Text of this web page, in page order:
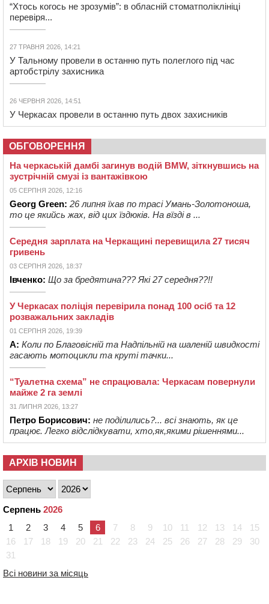
“Хтось когось не зрозумів”: в обласній стоматполіклініці
перевіря...
27 ТРАВНЯ 2026, 14:21
У Тальному провели в останню путь полеглого під час
артобстрілу захисника
26 ЧЕРВНЯ 2026, 14:51
У Черкасах провели в останню путь двох захисників
ОБГОВОРЕННЯ
На черкаській дамбі загинув водій BMW, зіткнувшись на
зустрічній смузі із вантажівкою
05 СЕРПНЯ 2026, 12:16
Georg Green: 26 липня їхав по трасі Умань-Золотоноша,
то це якийсь жах, від цих їздюків. На вїзді в ...
Середня зарплата на Черкащині перевищила 27 тисяч
гривень
03 СЕРПНЯ 2026, 18:37
Івченко: Що за бредятина??? Які 27 середня??!!
У Черкасах поліція перевірила понад 100 осіб та 12
розважальних закладів
01 СЕРПНЯ 2026, 19:39
А: Коли по Благовісній та Надпільній на шаленій швидкості
гасають мотоцикли та круті тачки...
“Туалетна схема” не спрацювала: Черкасам повернули
майже 2 га землі
31 ЛИПНЯ 2026, 13:27
Петро Борисович: не поділились?... всі знають, як це
працює. Легко відслідкувати, хто,як,якими рішеннями...
АРХІВ НОВИН
Серпень 2026
1
2 3 4 5 6 7 8 9 10 11 12 13 14
15
16
17 18 19 20 21 22 23 24 25 26 27 28 29
30
31
Всі новини за місяць